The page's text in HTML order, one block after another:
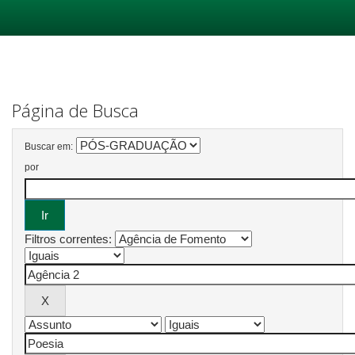
Página de Busca
Buscar em:
por
Filtros correntes: